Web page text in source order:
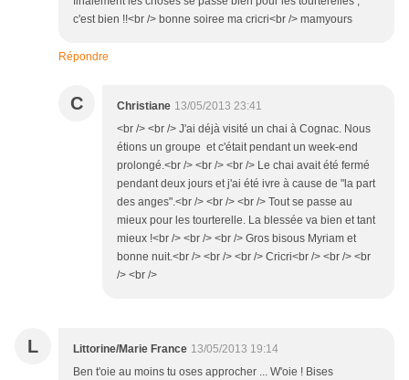
c'est bien !!<br /> bonne soiree ma cricri<br /> mamyours
Répondre
C Christiane 13/05/2013 23:41
<br /> <br /> J'ai déjà visité un chai à Cognac. Nous
étions un groupe et c'était pendant un week-end
prolongé.<br /> <br /> <br /> Le chai avait été fermé
pendant deux jours et j'ai été ivre à cause de "la part
des anges".<br /> <br /> <br /> Tout se passe au
mieux pour les tourterelle. La blessée va bien et tant
mieux !<br /> <br /> <br /> Gros bisous Myriam et
bonne nuit.<br /> <br /> <br /> Cricri<br /> <br /> <br
/> <br />
L Littorine/Marie France 13/05/2013 19:14
Ben t'oie au moins tu oses approcher ... W'oie ! Bises